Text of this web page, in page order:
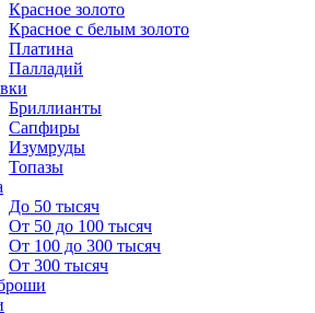
Красное золото
Красное с белым золото
Платина
Палладий
Бриллианты
Сапфиры
Изумруды
Топазы
До 50 тысяч
От 50 до 100 тысяч
От 100 до 300 тысяч
От 300 тысяч